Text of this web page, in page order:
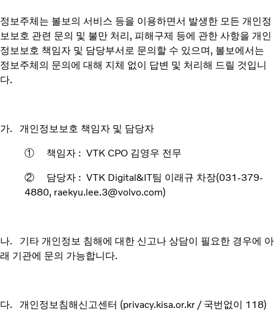
정보주체는 볼보의 서비스 등을 이용하면서 발생한 모든 개인정
보보호 관련 문의 및 불만 처리, 피해구제 등에 관한 사항을 개인
정보보호 책임자 및 담당부서로 문의할 수 있으며, 볼보에서는
정보주체의 문의에 대해 지체 없이 답변 및 처리해 드릴 것입니
다.
가. 개인정보보호 책임자 및 담당자
① 책임자 : VTK CPO 김영우 전무
② 담당자 : VTK Digital&IT팀 이래규 차장(031-379-
4880, raekyu.lee.3@volvo.com)
나. 기타 개인정보 침해에 대한 신고나 상담이 필요한 경우에 아
래 기관에 문의 가능합니다.
다. 개인정보침해신고센터 (privacy.kisa.or.kr / 국번없이 118)